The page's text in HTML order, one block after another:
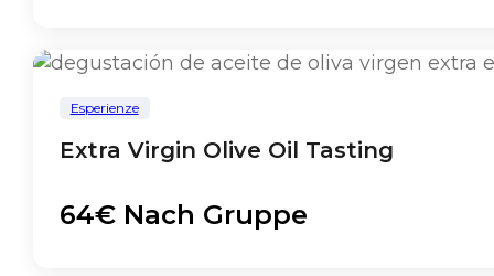
Esperienze
Extra Virgin Olive Oil Tasting
64€ Nach Gruppe